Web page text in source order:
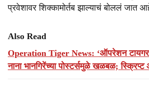
प्रवेशावर शिक्कामोर्तब झाल्याचं बोललं जात
Also Read
Operation Tiger News: ‘ऑपरेशन
नाना भानगिरेंच्या पोस्टर्समुळे खळबळ; स्क्रिप्ट